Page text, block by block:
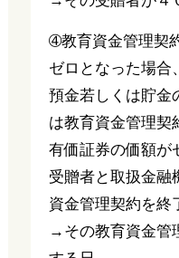
➃教育資金管理契
ゼロとなった場合
預金若しくは貯金
は教育資金管理契
有価証券の価額が
受贈者と取扱金融
資金管理契約を終
→その教育資金管